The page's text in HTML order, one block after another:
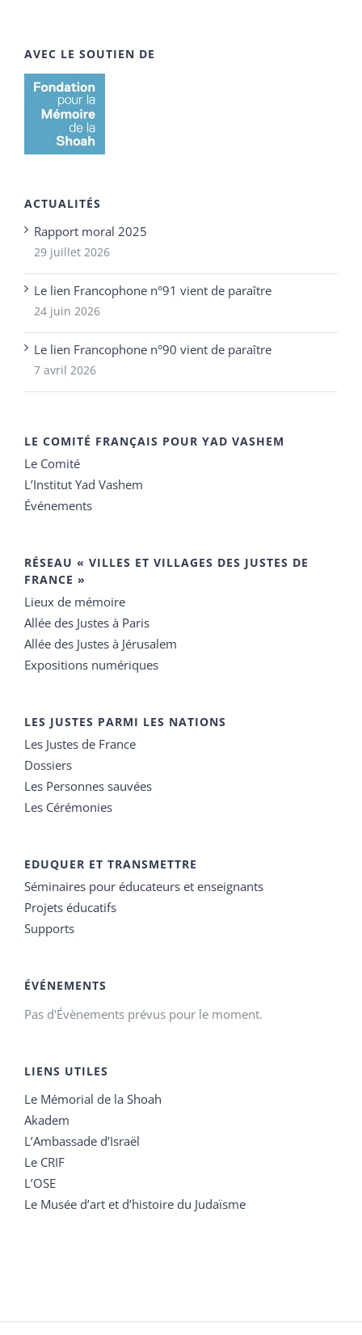
AVEC LE SOUTIEN DE
ACTUALITÉS
Rapport moral 2025
29 juillet 2026
Le lien Francophone n°91 vient de paraître
24 juin 2026
Le lien Francophone n°90 vient de paraître
7 avril 2026
LE COMITÉ FRANÇAIS POUR YAD VASHEM
Le Comité
L’Institut Yad Vashem
Événements
RÉSEAU « VILLES ET VILLAGES DES JUSTES DE
FRANCE »
Lieux de mémoire
Allée des Justes à Paris
Allée des Justes à Jérusalem
Expositions numériques
LES JUSTES PARMI LES NATIONS
Les Justes de France
Dossiers
Les Personnes sauvées
Les Cérémonies
EDUQUER ET TRANSMETTRE
Séminaires pour éducateurs et enseignants
Projets éducatifs
Supports
ÉVÉNEMENTS
Pas d'Évènements prévus pour le moment.
LIENS UTILES
Le Mémorial de la Shoah
Akadem
L’Ambassade d’Israël
Le CRIF
L’OSE
Le Musée d’art et d’histoire du Judaïsme